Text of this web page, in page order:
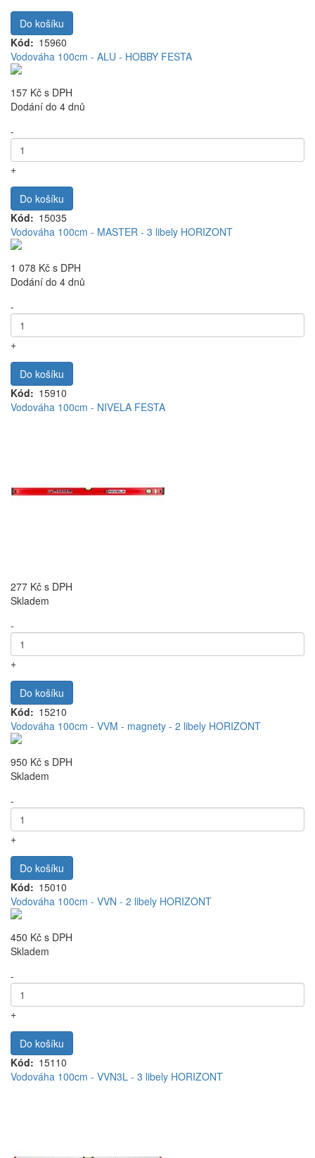
Do košíku
Kód
15960
Vodováha 100cm - ALU - HOBBY FESTA
157 Kč s DPH
Dodání do 4 dnů
-
+
Do košíku
Kód
15035
Vodováha 100cm - MASTER - 3 libely HORIZONT
1 078 Kč s DPH
Dodání do 4 dnů
-
+
Do košíku
Kód
15910
Vodováha 100cm - NIVELA FESTA
277 Kč s DPH
Skladem
-
+
Do košíku
Kód
15210
Vodováha 100cm - VVM - magnety - 2 libely HORIZONT
950 Kč s DPH
Skladem
-
+
Do košíku
Kód
15010
Vodováha 100cm - VVN - 2 libely HORIZONT
450 Kč s DPH
Skladem
-
+
Do košíku
Kód
15110
Vodováha 100cm - VVN3L - 3 libely HORIZONT